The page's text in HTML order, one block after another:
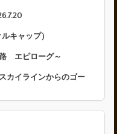
キャップ）
エピローグ～
カイラインからのゴー